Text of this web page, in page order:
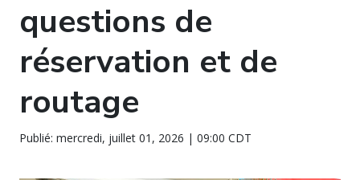
questions de
réservation et de
routage
Publié: mercredi, juillet 01, 2026 | 09:00 CDT